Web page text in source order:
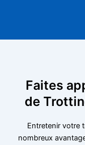
Faites
de
Entretenir votre
nombreux